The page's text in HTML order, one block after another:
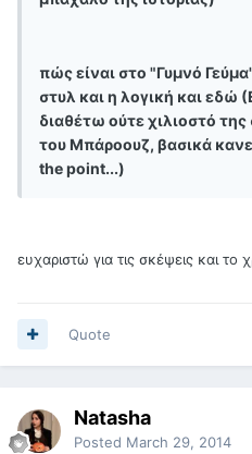
πώς είναι στο "Γυμνό
στυλ και η λογική και εδώ
διαθέτω ούτε χιλιοστό
του Μπάροουζ, βασικά
the point...)
ευχαριστώ για τις σκέψεις και το
Quote
Natasha
Posted March 29, 2014